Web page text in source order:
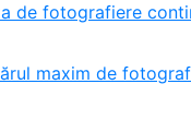
de fotografiere
maxim de